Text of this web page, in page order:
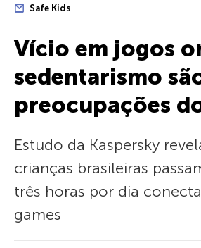
Safe Kids
Vício em jogos
sedentarismo
preocupações
Estudo da Kaspersky
crianças brasileiras
três horas por dia
games